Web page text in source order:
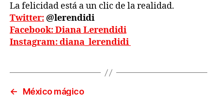
La felicidad está a un clic de la realidad.
Twitter: @lerendidi
Facebook: Diana Lerendidi
Instagram: diana_lerendidi
←
México mágico